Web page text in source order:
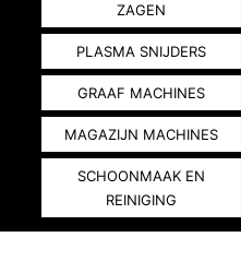
ZAGEN
PLASMA SNIJDERS
GRAAF MACHINES
MAGAZIJN MACHINES
SCHOONMAAK EN
REINIGING